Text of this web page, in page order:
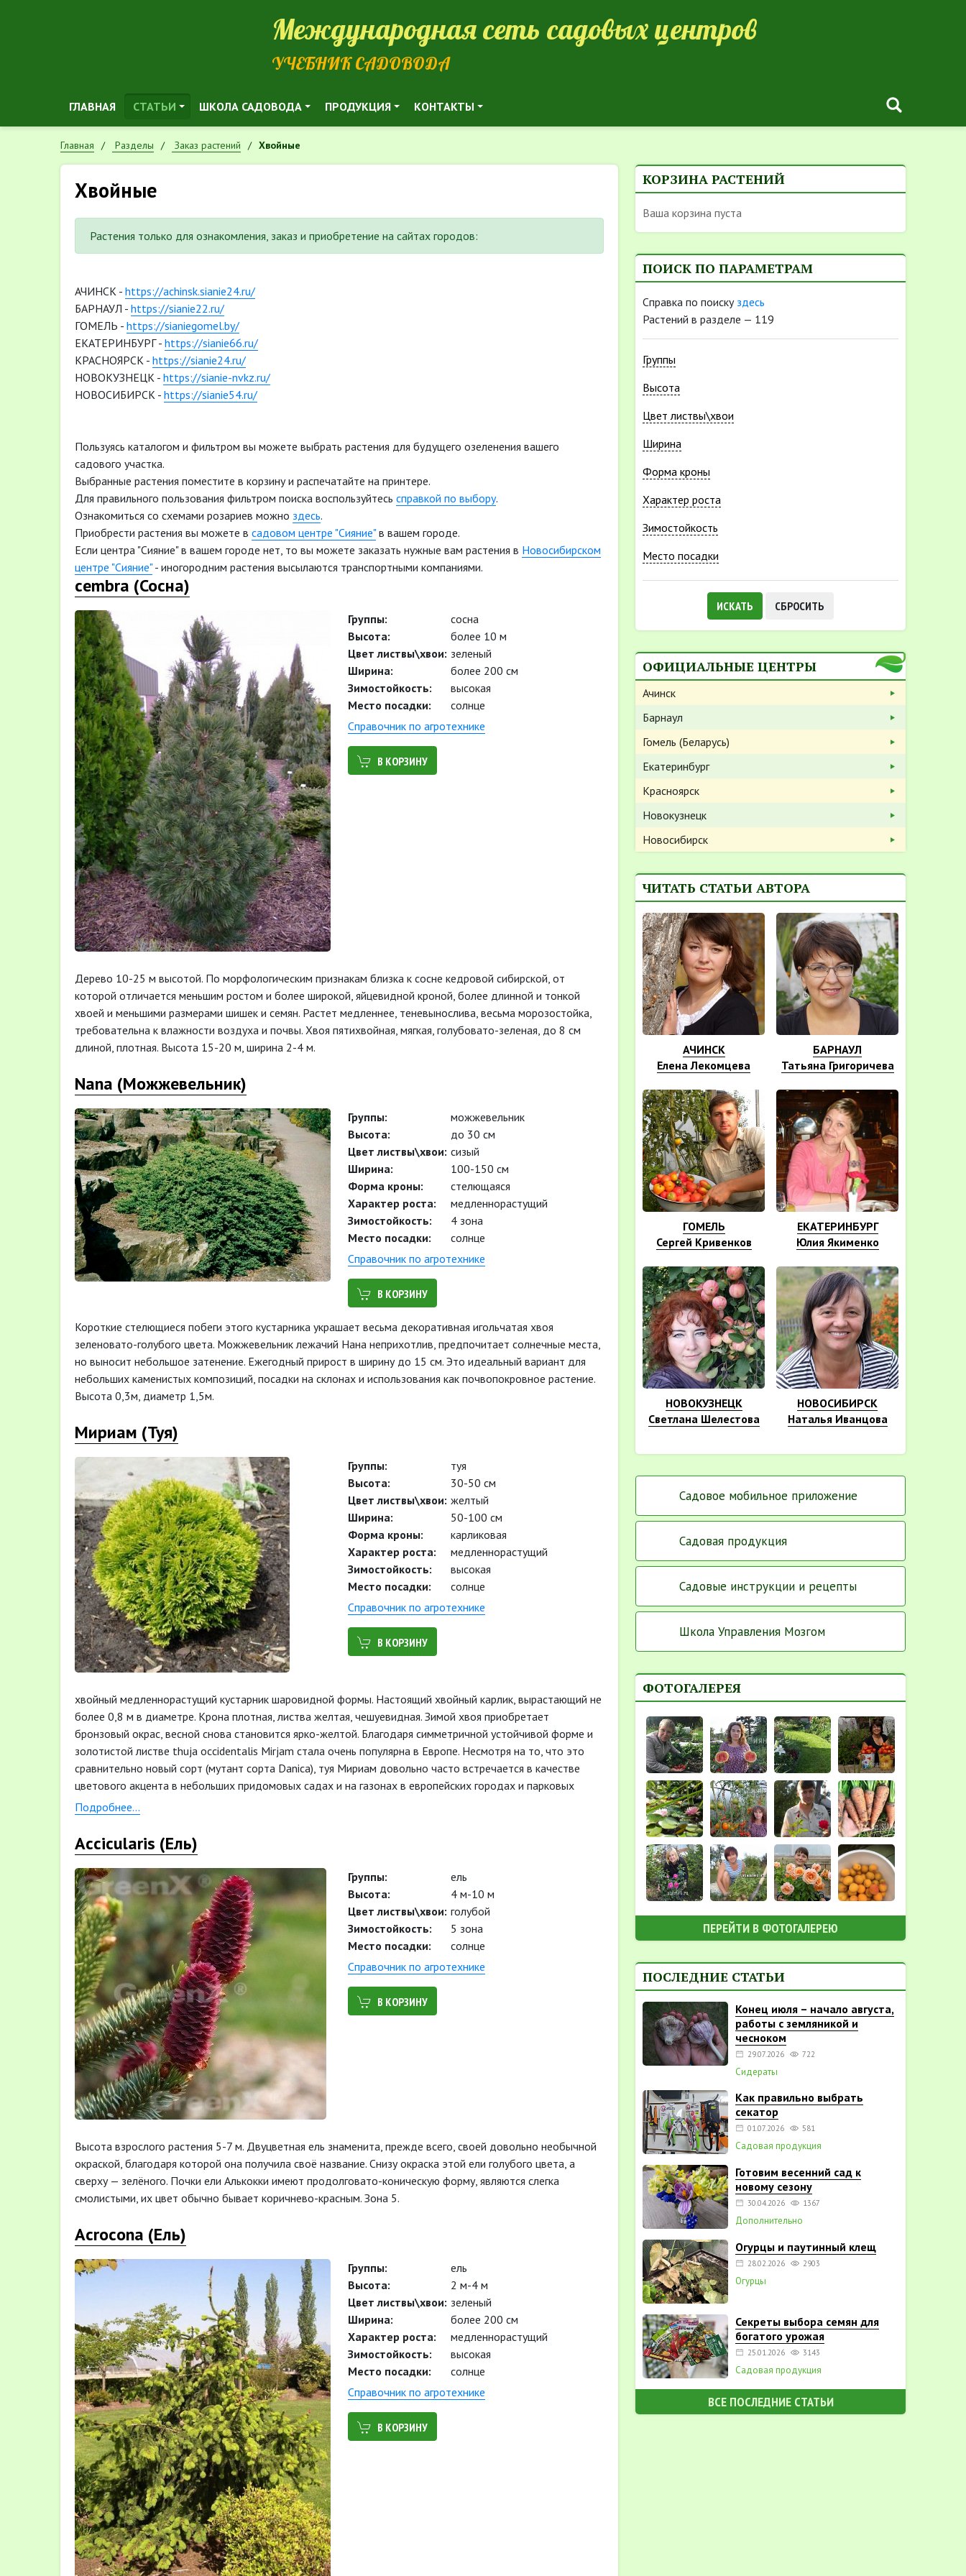
Международная сеть садовых центров
УЧЕБНИК САДОВОДА
ГЛАВНАЯ СТАТЬИ ШКОЛА САДОВОДА ПРОДУКЦИЯ КОНТАКТЫ
Главная Разделы Заказ растений Хвойные
Хвойные
Растения только для ознакомления, заказ и приобретение на сайтах городов:
АЧИНСК - https://achinsk.sianie24.ru/
БАРНАУЛ - https://sianie22.ru/
ГОМЕЛЬ - https://sianiegomel.by/
ЕКАТЕРИНБУРГ - https://sianie66.ru/
КРАСНОЯРСК - https://sianie24.ru/
НОВОКУЗНЕЦК - https://sianie-nvkz.ru/
НОВОСИБИРСК - https://sianie54.ru/
Пользуясь каталогом и фильтром вы можете выбрать растения для будущего озеленения вашего
садового участка.
Выбранные растения поместите в корзину и распечатайте на принтере.
Для правильного пользования фильтром поиска воспользуйтесь справкой по выбору.
Ознакомиться со схемами розариев можно здесь.
Приобрести растения вы можете в садовом центре "Сияние"в вашем городе.
Если центра "Сияние" в вашем городе нет, то вы можете заказать нужные вам растения в Новосибирском
центре "Сияние"- иногородним растения высылаются транспортными компаниями.
cembra (Сосна)
Группы:
сосна
Высота:
более 10 м
Цвет листвы\хвои: зеленый
Ширина:
более 200 см
Зимостойкость:
высокая
Место посадки:
солнце
Cправочник по агротехнике
В КОРЗИНУ
Дерево 10-25 м высотой. По морфологическим признакам близка к сосне кедровой сибирской, от
которой отличается меньшим ростом и более широкой, яйцевидной кроной, более длинной и тонкой
хвоей и меньшими размерами шишек и семян. Растет медленнее, теневынослива, весьма морозостойка,
требовательна к влажности воздуха и почвы. Хвоя пятихвойная, мягкая, голубовато-зеленая, до 8 см
длиной, плотная. Высота 15-20 м, ширина 2-4 м.
Nana (Можжевельник)
Группы:
можжевельник
Высота:
до 30 см
Цвет листвы\хвои: сизый
Ширина:
100-150 см
Форма кроны:
стелющаяся
Характер роста:
медленнорастущий
Зимостойкость:
4 зона
Место посадки:
солнце
Cправочник по агротехнике
В КОРЗИНУ
Короткие стелющиеся побеги этого кустарника украшает весьма декоративная игольчатая хвоя
зеленовато-голубого цвета. Можжевельник лежачий Нана неприхотлив, предпочитает солнечные места,
но выносит небольшое затенение. Ежегодный прирост в ширину до 15 см. Это идеальный вариант для
небольших каменистых композиций, посадки на склонах и использования как почвопокровное растение.
Высота 0,3м, диаметр 1,5м.
Мириам (Туя)
Группы:
туя
Высота:
30-50 см
Цвет листвы\хвои: желтый
Ширина:
50-100 см
Форма кроны:
карликовая
Характер роста:
медленнорастущий
Зимостойкость:
высокая
Место посадки:
солнце
Cправочник по агротехнике
В КОРЗИНУ
хвойный медленнорастущий кустарник шаровидной формы. Настоящий хвойный карлик, вырастающий не
более 0,8 м в диаметре. Крона плотная, листва желтая, чешуевидная. Зимой хвоя приобретает
бронзовый окрас, весной снова становится ярко-желтой. Благодаря симметричной устойчивой форме и
золотистой листве thuja occidentalis Mirjam стала очень популярна в Европе. Несмотря на то, что это
сравнительно новый сорт (мутант сорта Danica), туя Мириам довольно часто встречается в качестве
цветового акцента в небольших придомовых садах и на газонах в европейских городах и парковых
зонах
Подробнее...
Accicularis (Ель)
Группы:
ель
Высота:
4 м-10 м
Цвет листвы\хвои: голубой
Зимостойкость:
5 зона
Место посадки:
солнце
Cправочник по агротехнике
В КОРЗИНУ
Высота взрослого растения 5-7 м. Двуцветная ель знаменита, прежде всего, своей довольно необычной
окраской, благодаря которой она получила своё название. Снизу окраска этой ели голубого цвета, а
сверху — зелёного. Почки ели Алькокки имеют продолговато-коническую форму, являются слегка
смолистыми, их цвет обычно бывает коричнево-красным. Зона 5.
Acrocona (Ель)
Группы:
ель
Высота:
2 м-4 м
Цвет листвы\хвои: зеленый
Ширина:
более 200 см
Характер роста:
медленнорастущий
Зимостойкость:
высокая
Место посадки:
солнце
Cправочник по агротехнике
В КОРЗИНУ
КОРЗИНА РАСТЕНИЙ
Ваша корзина пуста
ПОИСК ПО ПАРАМЕТРАМ
Cправка по поиску здесь
Растений в разделе — 119
Группы
Высота
Цвет листвы\хвои
Ширина
Форма кроны
Характер роста
Зимостойкость
Место посадки
ИСКАТЬ СБРОСИТЬ
ОФИЦИАЛЬНЫЕ ЦЕНТРЫ
Ачинск
Барнаул
Гомель (Беларусь)
Екатеринбург
Красноярск
Новокузнецк
Новосибирск
ЧИТАТЬ СТАТЬИ АВТОРА
АЧИНСК
Елена Лекомцева
БАРНАУЛ
Татьяна Григоричева
ГОМЕЛЬ
Сергей Кривенков
ЕКАТЕРИНБУРГ
Юлия Якименко
НОВОКУЗНЕЦК
Светлана Шелестова
НОВОСИБИРСК
Наталья Иванцова
Садовое мобильное приложение
Садовая продукция
Садовые инструкции и рецепты
Школа Управления Мозгом
ФОТОГАЛЕРЕЯ
ПЕРЕЙТИ В ФОТОГАЛЕРЕЮ
ПОСЛЕДНИЕ СТАТЬИ
Конец июля – начало августа,
работы с земляникой и
чесноком
29.07.2026 722
Сидераты
Как правильно выбрать
секатор
01.07.2026 581
Садовая продукция
Готовим весенний сад к
новому сезону
30.04.2026 1367
Дополнительно
Огурцы и паутинный клещ
28.02.2026 2903
Огурцы
Секреты выбора семян для
богатого урожая
25.01.2026 3143
Садовая продукция
ВСЕ ПОСЛЕДНИЕ СТАТЬИ